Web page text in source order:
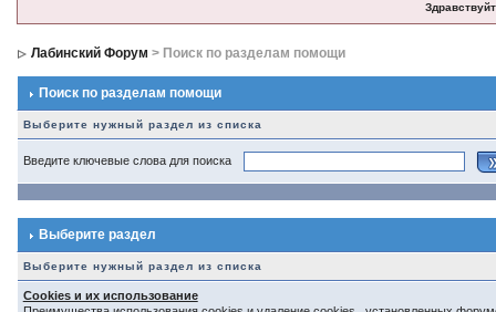
Лабинский Форум > Поиск по разделам помощи
Поиск по разделам помощи
Выберите нужный раздел из списка
Введите ключевые слова для поиска
Выберите раздел
Выберите нужный раздел из списка
Cookies и их использование